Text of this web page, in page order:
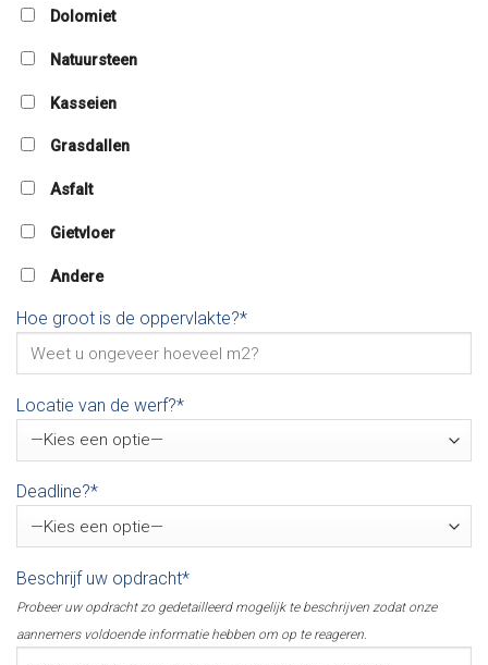
Dolomiet
Natuursteen
Kasseien
Grasdallen
Asfalt
Gietvloer
Andere
Hoe groot is de oppervlakte?*
Locatie van de werf?*
Deadline?*
Beschrijf uw opdracht*
Probeer uw opdracht zo gedetailleerd mogelijk te beschrijven zodat onze
aannemers voldoende informatie hebben om op te reageren.